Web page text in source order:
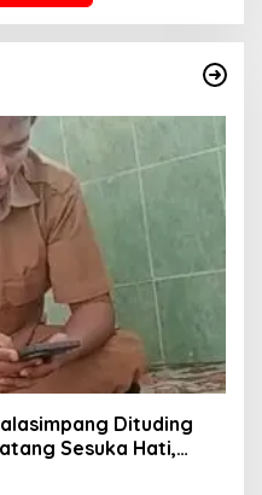
Dituding
Sesuka Hati,
& Pesantren